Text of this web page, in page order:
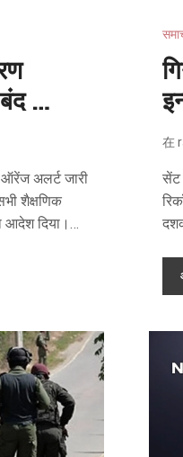
–
अलर्ट जारी
शैक्षणिक
आदेश दिया।
在
सेंट